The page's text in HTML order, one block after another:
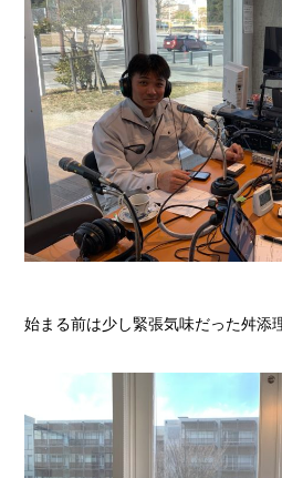
始まる前は少し緊張気味だった舛添